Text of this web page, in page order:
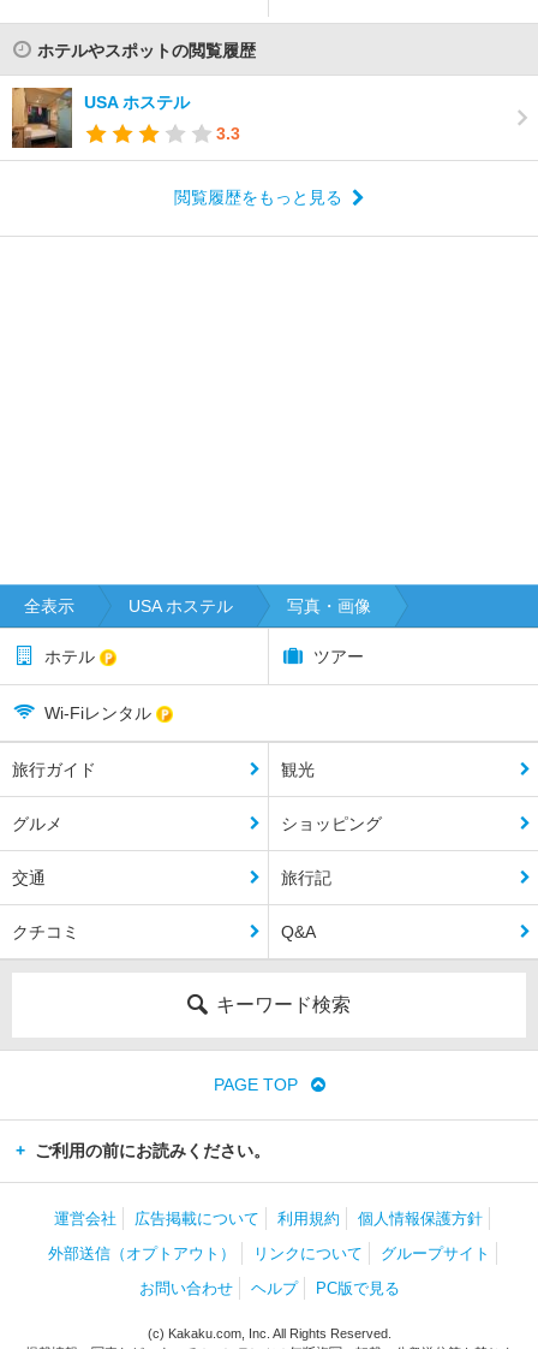
ホテルやスポットの閲覧履歴
USA ホステル
3.3
閲覧履歴をもっと見る
全表示 USA ホステル 写真・画像
ホテル ツアー
Wi-Fiレンタル
旅行ガイド 観光
グルメ ショッピング
交通 旅行記
クチコミ Q&A
キーワード検索
PAGE TOP
ご利用の前にお読みください。
運営会社 広告掲載について 利用規約
個人情報保護方針
外部送信（オプトアウト）
リンクについて
グループサイト
お問い合わせ
ヘルプ PC版で見る
(c) Kakaku.com, Inc. All Rights Reserved.